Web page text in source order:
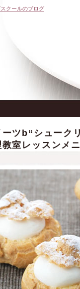
クールのブログ
ーツb“シュー
教室レッスンメ